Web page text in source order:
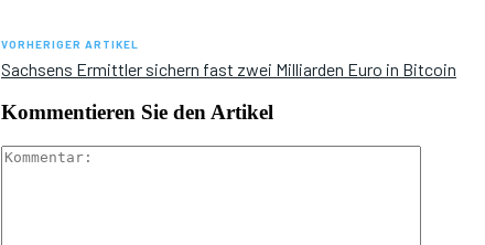
VORHERIGER ARTIKEL
Sachsens Ermittler sichern fast zwei Milliarden Euro in Bitcoin
Kommentieren Sie den Artikel